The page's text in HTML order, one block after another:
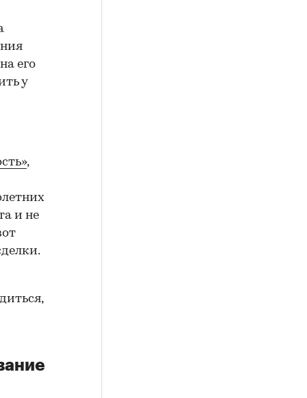
его
у
,
и не